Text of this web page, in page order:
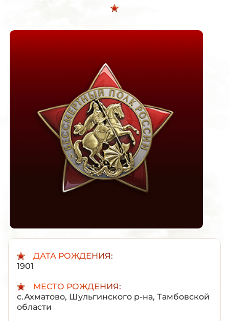
ДАТА РОЖДЕНИЯ:
1901
МЕСТО РОЖДЕНИЯ:
с.Ахматово, Шульгинского р-на, Тамбовской
области